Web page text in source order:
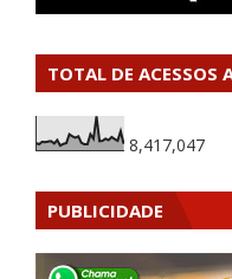
TOTAL DE ACESSOS
8,417,047
PUBLICIDADE